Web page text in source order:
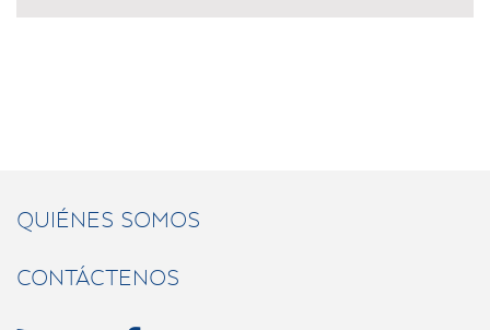
QUIÉNES SOMOS
CONTÁCTENOS